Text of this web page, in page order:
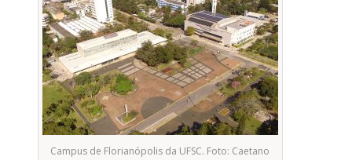
Campus de Florianópolis da UFSC. Foto: Caetano